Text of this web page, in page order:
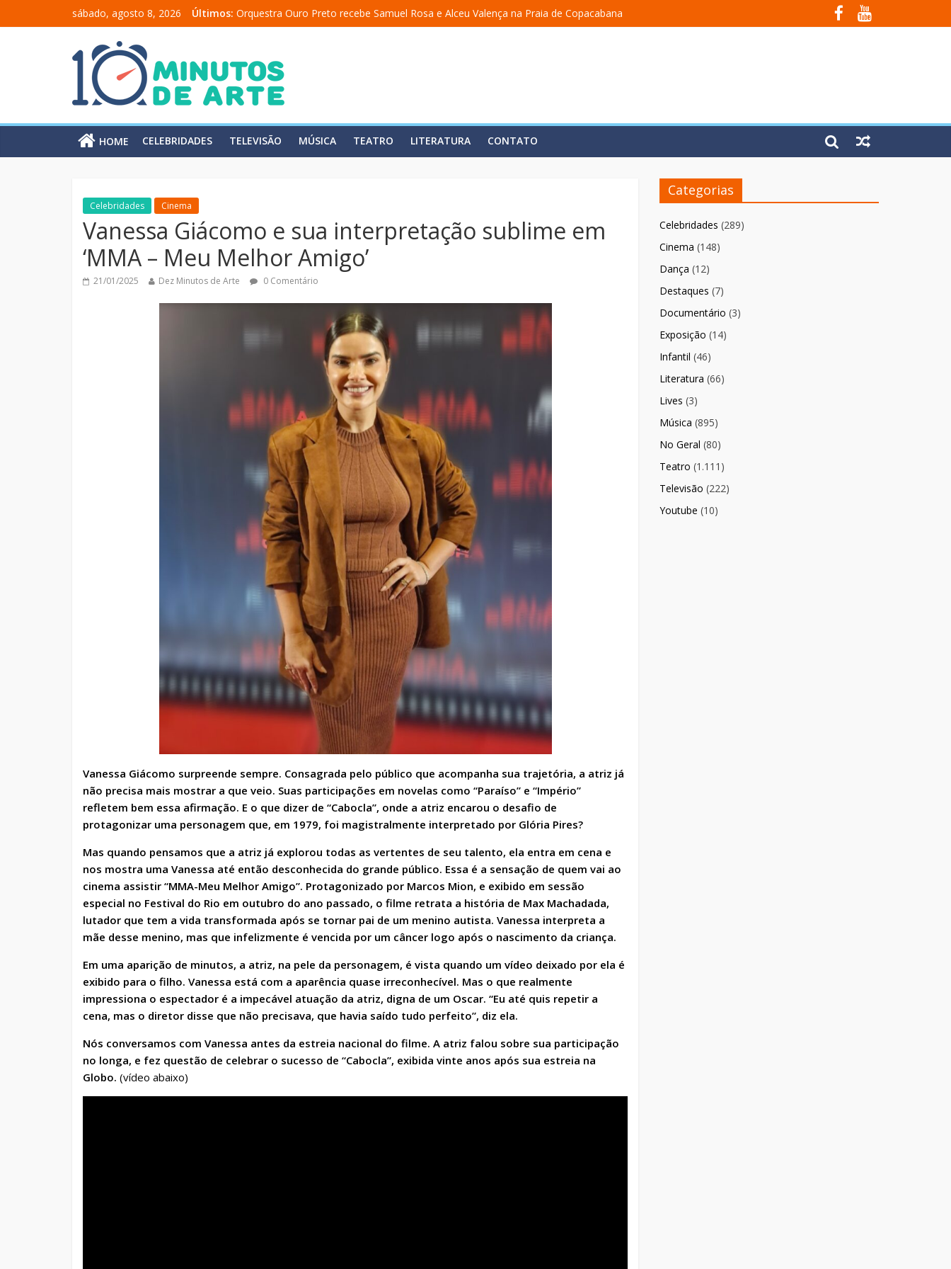
sábado, agosto 8, 2026 Últimos: Orquestra Ouro Preto recebe Samuel Rosa e Alceu Valença na Praia de Copacabana
“Comunicado a uma academia” ganha nova temporada na Fundição Progresso
Mônica Salmaso lança álbum em homenagem a Elizeth Cardoso
Carolina Chalita estreia o solo “Eu matei a Sherazade – Confissões De Uma Árabe Em Fúria”
HOME CELEBRIDADES TELEVISÃO MÚSICA TEATRO LITERATURA CONTATO
Celebridades Cinema
Vanessa Giácomo e sua interpretação sublime em
‘MMA – Meu Melhor Amigo’
21/01/2025 Dez Minutos de Arte 0 Comentário
Vanessa Giácomo surpreende sempre. Consagrada pelo público que acompanha sua trajetória, a atriz já
não precisa mais mostrar a que veio. Suas participações em novelas como “Paraíso” e “Império”
refletem bem essa afirmação. E o que dizer de “Cabocla”, onde a atriz encarou o desafio de
protagonizar uma personagem que, em 1979, foi magistralmente interpretado por Glória Pires?
Mas quando pensamos que a atriz já explorou todas as vertentes de seu talento, ela entra em cena e
nos mostra uma Vanessa até então desconhecida do grande público. Essa é a sensação de quem vai ao
cinema assistir “MMA-Meu Melhor Amigo”. Protagonizado por Marcos Mion, e exibido em sessão
especial no Festival do Rio em outubro do ano passado, o filme retrata a história de Max Machadada,
lutador que tem a vida transformada após se tornar pai de um menino autista. Vanessa interpreta a
mãe desse menino, mas que infelizmente é vencida por um câncer logo após o nascimento da criança.
Em uma aparição de minutos, a atriz, na pele da personagem, é vista quando um vídeo deixado por ela é
exibido para o filho. Vanessa está com a aparência quase irreconhecível. Mas o que realmente
impressiona o espectador é a impecável atuação da atriz, digna de um Oscar. “Eu até quis repetir a
cena, mas o diretor disse que não precisava, que havia saído tudo perfeito”, diz ela.
Nós conversamos com Vanessa antes da estreia nacional do filme. A atriz falou sobre sua participação
no longa, e fez questão de celebrar o sucesso de “Cabocla”, exibida vinte anos após sua estreia na
Globo. (vídeo abaixo)
Categorias
Celebridades (289)
Cinema (148)
Dança (12)
Destaques (7)
Documentário (3)
Exposição (14)
Infantil (46)
Literatura (66)
Lives (3)
Música (895)
No Geral (80)
Teatro (1.111)
Televisão (222)
Youtube (10)